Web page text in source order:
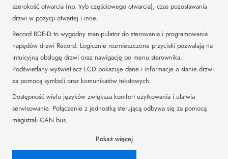
szerokość otwarcia (np. tryb częściowego otwarcia), czas pozostawania
drzwi w pozycji otwartej i inne.
Record BDE-D to wygodny manipulator do sterowania i programowania
napędów drzwi Record. Logicznie rozmieszczone przyciski pozwalają na
intuicyjną obsługę drzwi oraz nawigację po menu sterownika.
Podświetlany wyświetlacz LCD pokazuje dane i informacje o stanie drzwi
za pomocą symboli oraz komunikatów tekstowych.
Dostępność wielu języków zwiększa komfort użytkowania i ułatwia
serwisowanie. Połączenie z jednostką sterującą odbywa się za pomocą
magistrali CAN bus.
Pokaż więcej